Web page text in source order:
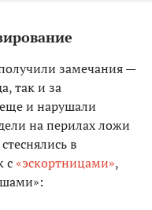
замечания —
так и за
и нарушали
на перилах ложи
в
с«эскортницами»,